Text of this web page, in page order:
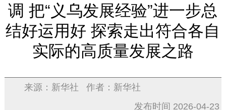
调 把“义乌发展经验”进一步总
结好运用好 探索走出符合各自
实际的高质量发展之路
来源：新华社
作者：新华社
发布时间 2026-04-23